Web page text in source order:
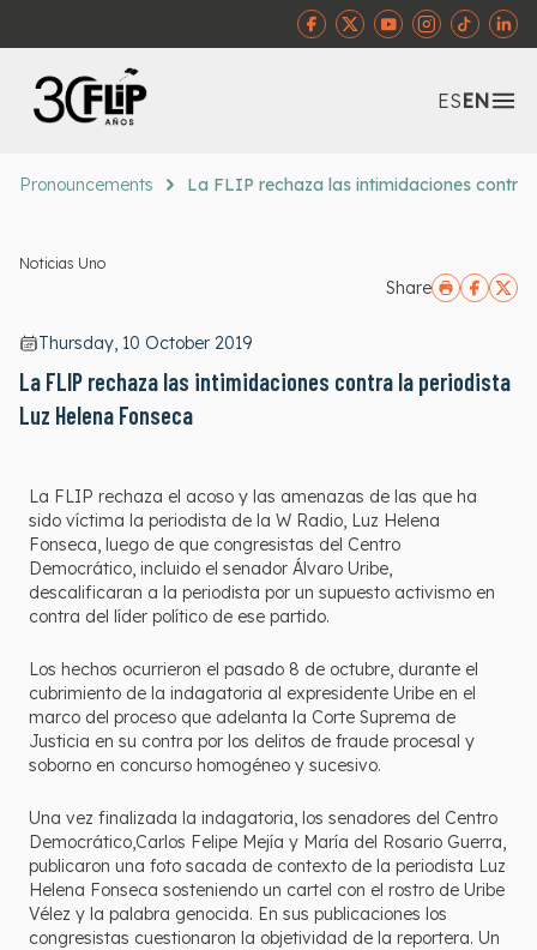
ESEN
Pronouncements La FLIP rechaza las intimidaciones contra
Noticias Uno
Share
Thursday, 10 October 2019
La FLIP rechaza las intimidaciones contra la periodista
Luz Helena Fonseca
La FLIP rechaza el acoso y las amenazas de las que ha
sido víctima la periodista de la W Radio, Luz Helena
Fonseca, luego de que congresistas del Centro
Democrático, incluido el senador Álvaro Uribe,
descalificaran a la periodista por un supuesto activismo en
contra del líder político de ese partido.
Los hechos ocurrieron el pasado 8 de octubre, durante el
cubrimiento de la indagatoria al expresidente Uribe en el
marco del proceso que adelanta la Corte Suprema de
Justicia en su contra por los delitos de fraude procesal y
soborno en concurso homogéneo y sucesivo.
Una vez finalizada la indagatoria, los senadores del Centro
Democrático,Carlos Felipe Mejía y María del Rosario Guerra,
publicaron una foto sacada de contexto de la periodista Luz
Helena Fonseca sosteniendo un cartel con el rostro de Uribe
Vélez y la palabra genocida. En sus publicaciones los
congresistas cuestionaron la objetividad de la reportera. Un